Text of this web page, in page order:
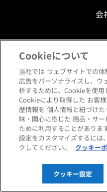
会
お問い合わせ
プライ
Cookieについて
当社では ウェブサイトでの
広告をパーソナライズし、ウ
析するために、Cookieを使
Cookieにより取得した お客
歴情報を 個人情報と紐づけ
味・関心に応じた 商品・サ
ために利用することがありま
設定をカスタマイズするには
クしてください。
クッキー
クッキー設定